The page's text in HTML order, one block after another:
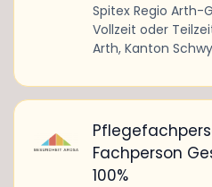
Spitex Regio Arth-
Vollzeit oder
Arth, Kanton
Fachperson
100%